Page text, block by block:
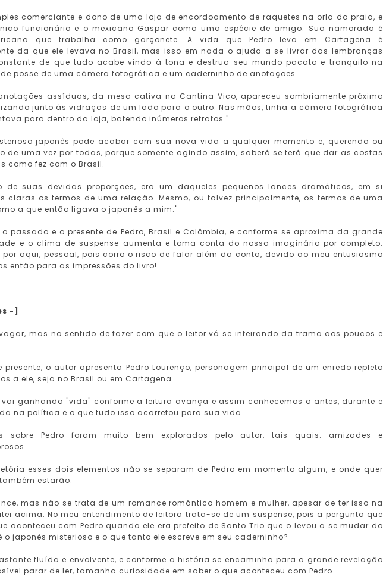
comerciante e dono de uma loja de encordoamento de raquetes na orla da praia, e
funcionário e o mexicano Gaspar como uma espécie de amigo. Sua namorada é
que trabalha como garçonete. A vida que Pedro leva em Cartagena é
da que ele levava no Brasil, mas isso em nada o ajuda a se livrar das lembranças
de que tudo acabe vindo à tona e destrua seu mundo pacato e tranquilo na
posse de uma câmera fotográfica e um caderninho de anotações.
assíduas, da mesa cativa na Cantina Vico, apareceu sombriamente próximo
junto às vidraças de um lado para o outro. Nas mãos, tinha a câmera fotográfica
para dentro da loja, batendo inúmeros retratos."
japonês pode acabar com sua nova vida a qualquer momento e, querendo ou
de uma vez por todas, porque somente agindo assim, saberá se terá que dar as costas
como fez com o Brasil.
de suas devidas proporções, era um daqueles pequenos lances dramáticos, em si
claras os termos de uma relação. Mesmo, ou talvez principalmente, os termos de uma
a que então ligava o japonês a mim."
passado e o presente de Pedro, Brasil e Colômbia, e conforme se aproxima da grande
e o clima de suspense aumenta e toma conta do nosso imaginário por completo.
por aqui, pessoal, pois corro o risco de falar além da conta, devido ao meu entusiasmo
então para as impressões do livro!
-]
mas no sentido de fazer com que o leitor vá se inteirando da trama aos poucos e
o autor apresenta Pedro Lourenço, personagem principal de um enredo repleto
a ele, seja no Brasil ou em Cartagena.
vai ganhando "vida" conforme a leitura avança e assim conhecemos o antes, durante e
na política e o que tudo isso acarretou para sua vida.
sobre Pedro foram muito bem explorados pelo autor, tais quais: amizades e
esses dois elementos não se separam de Pedro em momento algum, e onde quer
estarão.
mas não se trata de um romance romântico homem e mulher, apesar de ter isso na
acima. No meu entendimento de leitora trata-se de um suspense, pois a pergunta que
aconteceu com Pedro quando ele era prefeito de Santo Trio que o levou a se mudar do
o japonês misterioso e o que tanto ele escreve em seu caderninho?
fluída e envolvente, e conforme a história se encaminha para a grande revelação
parar de ler, tamanha curiosidade em saber o que aconteceu com Pedro.